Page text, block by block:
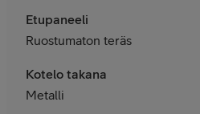
Etupaneeli
Ruostumaton teräs
Kotelo takana
Metalli